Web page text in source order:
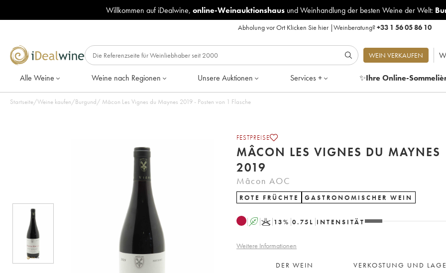
Willkommen auf iDealwine, online-Weinauktionshausund Weinhandlung der besten Weine der Welt:
Abholung vor Ort Klicken Sie hier|Weinberatung?+33 1 56 05 86 10
WEIN VERKAUFEN
Alle Weine Weine nach Regionen Unsere Auktionen Services + ✨Ihre Online-
Startseite/Weine kaufen/Burgund/ Mâcon Les Vignes du Maynes 2019 - Posten von 1 Flasche
FESTPREISE
MÂCON LES VIGNES DU MAYNES
2019
Mâcon AOC
ROTE FRÜCHTE GASTRONOMISCHER WEIN
A K 13% 0.75 L INTENSITÄT
Weitere Informationen
DER WEIN VERKOSTUNG UND